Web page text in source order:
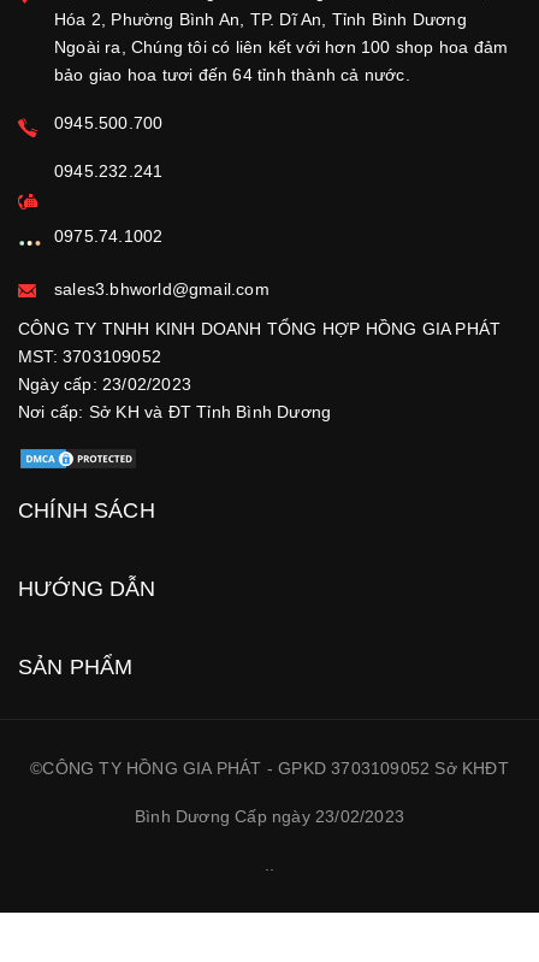
Hóa 2, Phường Bình An, TP. Dĩ An, Tỉnh Bình Dương
Ngoài ra, Chúng tôi có liên kết với hơn 100 shop hoa đảm
bảo giao hoa tươi đến 64 tỉnh thành cả nước.
0945.500.700
0945.232.241
0975.74.1002
sales3.bhworld@gmail.com
CÔNG TY TNHH KINH DOANH TỔNG HỢP HỒNG GIA PHÁT
MST: 3703109052
Ngày cấp: 23/02/2023
Nơi cấp: Sở KH và ĐT Tỉnh Bình Dương
CHÍNH SÁCH
HƯỚNG DẪN
SẢN PHẨM
©CÔNG TY HỒNG GIA PHÁT - GPKD 3703109052 Sở KHĐT
Bình Dương Cấp ngày 23/02/2023